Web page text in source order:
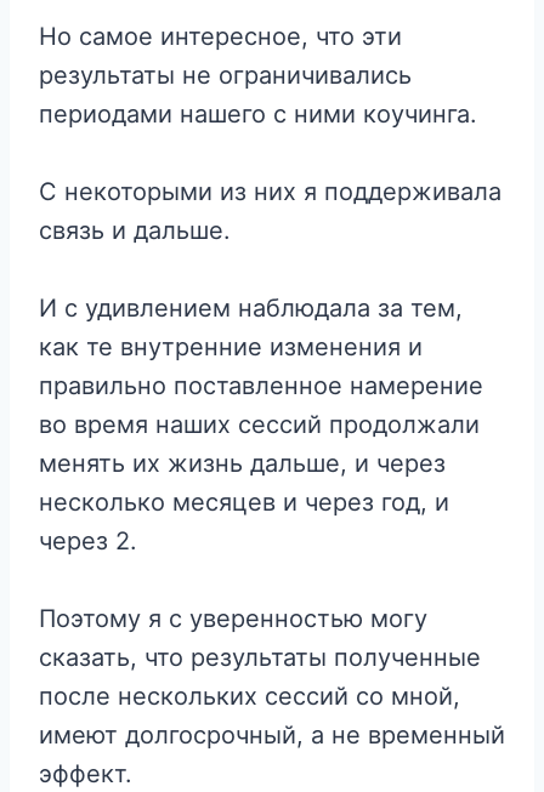
Но самое интересное, что эти
результаты не ограничивались
периодами нашего с ними коучинга.
С некоторыми из них я поддерживала
связь и дальше.
И с удивлением наблюдала за тем,
как те внутренние изменения и
правильно поставленное намерение
во время наших сессий продолжали
менять их жизнь дальше, и через
несколько месяцев и через год, и
через 2.
Поэтому я с уверенностью могу
сказать, что результаты полученные
после нескольких сессий со мной,
имеют долгосрочный, а не временный
эффект.